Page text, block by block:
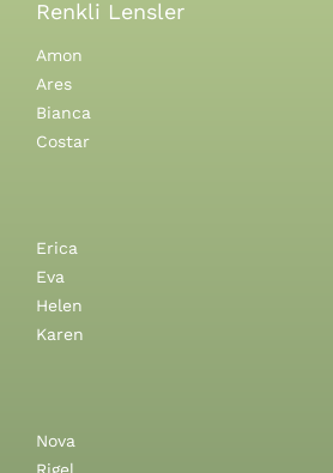
Renkli Lensler
Amon
Ares
Bianca
Costar
Erica
Eva
Helen
Karen
Nova